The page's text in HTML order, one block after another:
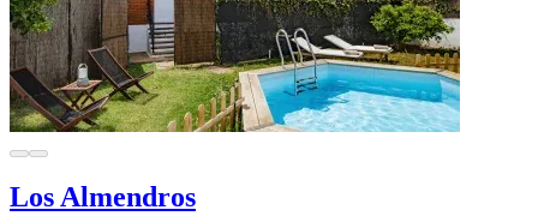
Los Almendros